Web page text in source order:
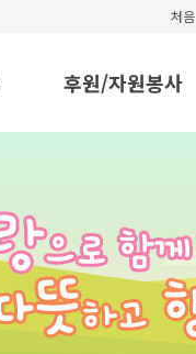
처음
후원/자원봉사